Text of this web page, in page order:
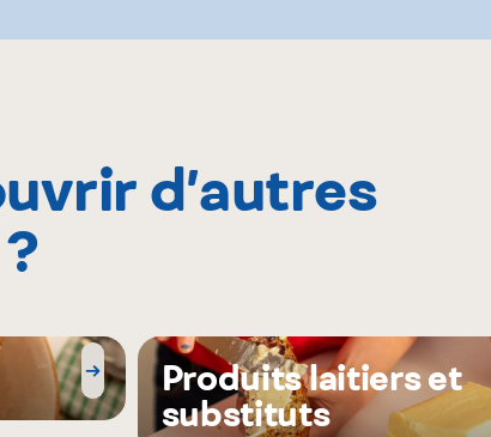
d’autres
Produits laitiers et
substituts